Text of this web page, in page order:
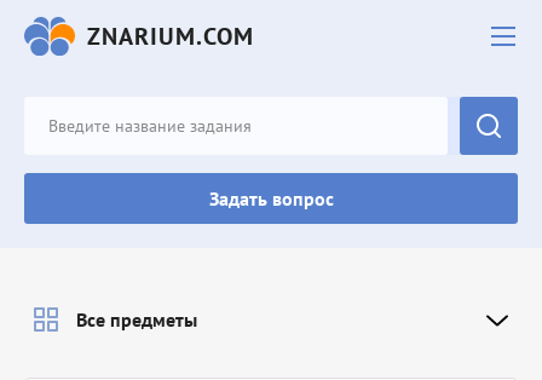
ZNARIUM.COM
Задать вопрос
Все предметы